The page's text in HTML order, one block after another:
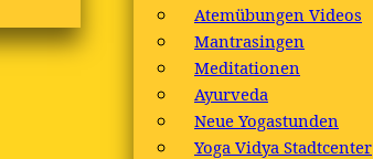
Atemübungen Videos
Mantrasingen
Meditationen
Ayurveda
Neue Yogastunden
Yoga Vidya Stadtcenter